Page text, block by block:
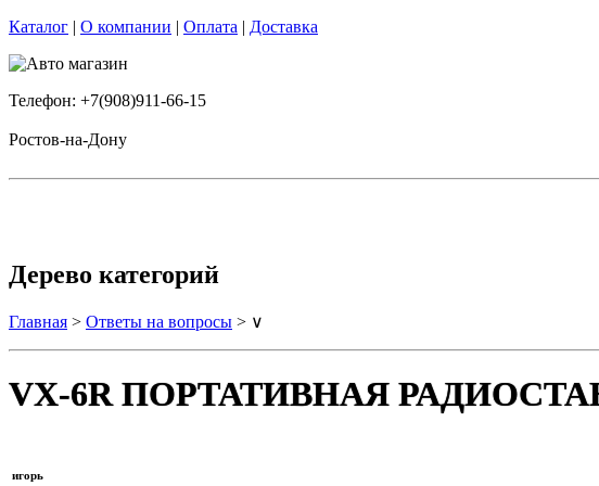
Каталог | О компании | Оплата | Доставка
Телефон: +7(908)911-66-15
Ростов-на-Дону
Дерево категорий
Главная > Ответы на вопросы > ∨
VX-6R ПОРТАТИВНАЯ
игорь